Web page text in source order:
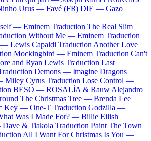
Urus — Favé (FR) DIE — Gazo
— Eminem Traduction The Real Slim
Without Me — Eminem Traduction
— Lewis Capaldi Traduction Another Love
Mockingbird — Eminem Traduction Can't
and Ryan Lewis Traduction Last
Demons — Imagine Dragons
Miley Cyrus Traduction Lose Control —
BESO — ROSALÍA & Rauw Alejandro
The Christmas Tree — Brenda Lee
Key — One-T Traduction Godzilla —
Was I Made For? — Billie Eilish
Dave & Tiakola Traduction Paint The Town
All I Want For Christmas Is You —